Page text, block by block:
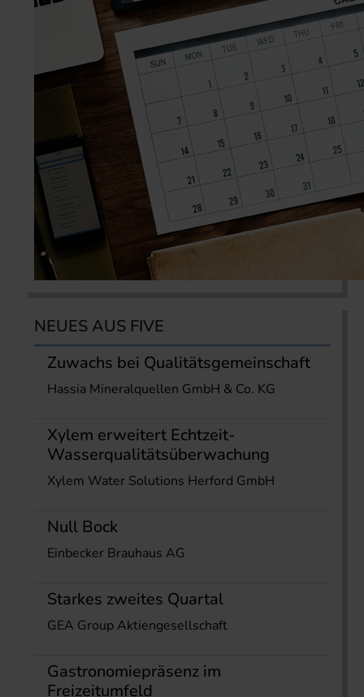
NEUES AUS FIVE
Zuwachs bei Qualitätsgemeinschaft
Hassia Mineralquellen GmbH & Co. KG
Xylem erweitert Echtzeit-
Wasserqualitätsüberwachung
Xylem Water Solutions Herford GmbH
Null Bock
Einbecker Brauhaus AG
Starkes zweites Quartal
GEA Group Aktiengesellschaft
Gastronomiepräsenz im
Freizeitumfeld